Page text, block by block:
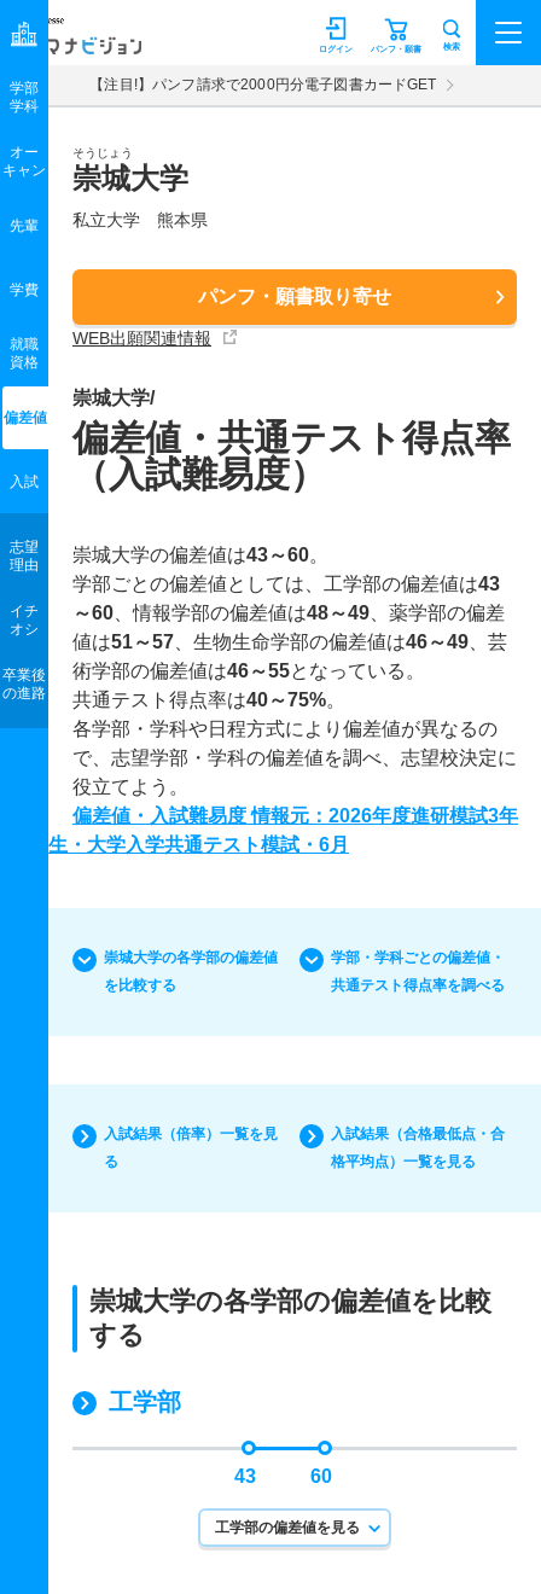
マナビジョン パンフ・願書
ログイン 検索
【注目!】パンフ請求で2000円分電子図書カードGET
そうじょう
崇城大学
私立大学 熊本県
パンフ・願書取り寄せ
WEB出願関連情報
学部
学科
オー
キャン
先輩
学費
就職
資格
偏差値
入試
志望
理由
イチ
オシ
卒業後
の進路
崇城大学/
偏差値・共通テスト得点率
（入試難易度）
崇城大学の偏差値は43～60。
学部ごとの偏差値としては、工学部の偏差値は43
～60 、情報学部の偏差値は48～49 、薬学部の偏差
値は51～57 、生物生命学部の偏差値は46～49 、芸
術学部の偏差値は46～55となっている。
共通テスト得点率は40～75%。
各学部・学科や日程方式により偏差値が異なるの
で、志望学部・学科の偏差値を調べ、志望校決定に
役立てよう。
偏差値・入試難易度 情報元：2026年度進研模試3年
生・大学入学共通テスト模試・6月
崇城大学の各学部の偏差値
を比較する
学部・学科ごとの偏差値・
共通テスト得点率を調べる
入試結果（倍率）一覧を見
る
入試結果（合格最低点・合
格平均点）一覧を見る
崇城大学の各学部の偏差値を比較
する
工学部
43 60
工学部の偏差値を見る